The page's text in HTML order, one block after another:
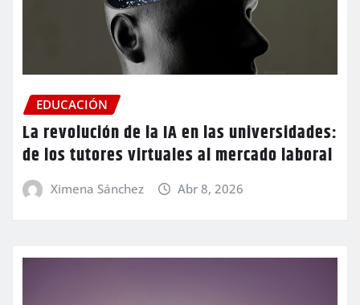
EDUCACIÓN
La revolución de la IA en las universidades:
de los tutores virtuales al mercado laboral
Ximena Sánchez Abr 8, 2026